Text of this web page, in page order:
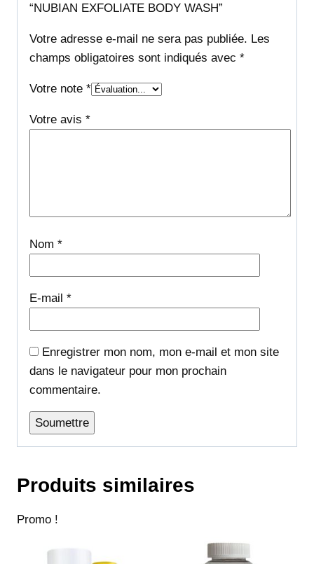
“NUBIAN EXFOLIATE BODY WASH”
Votre adresse e-mail ne sera pas publiée. Les
champs obligatoires sont indiqués avec *
Votre note *
Votre avis *
Nom *
E-mail *
Enregistrer mon nom, mon e-mail et mon site
dans le navigateur pour mon prochain
commentaire.
Produits similaires
Promo !